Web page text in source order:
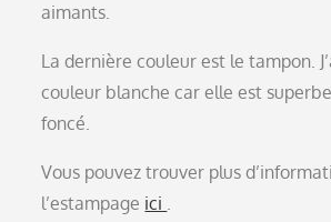
aimants.
La dernière couleur est le tampon.
couleur blanche car elle est
foncé.
Vous pouvez trouver plus
l’estampage ici .